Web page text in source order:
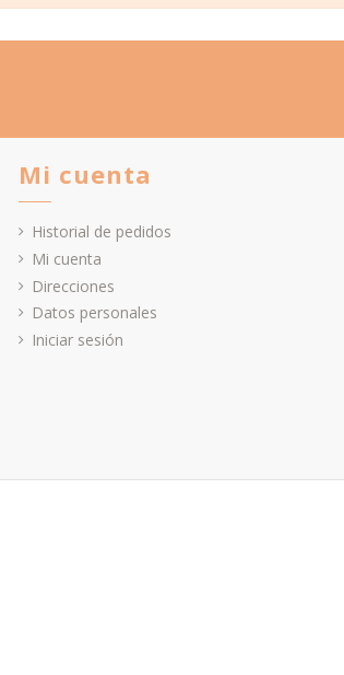
Mi cuenta
Historial de pedidos
Mi cuenta
Direcciones
Datos personales
Iniciar sesión